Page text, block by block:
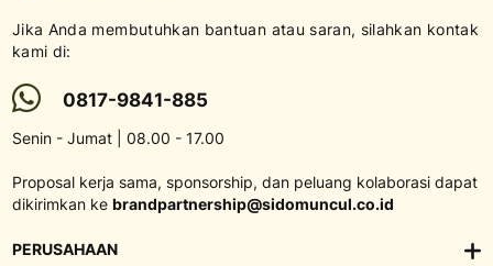
Jika Anda membutuhkan bantuan atau saran, silahkan kontak
kami di:
0817-9841-885
Senin - Jumat | 08.00 - 17.00
Proposal kerja sama, sponsorship, dan peluang kolaborasi dapat
dikirimkan ke brandpartnership@sidomuncul.co.id
PERUSAHAAN